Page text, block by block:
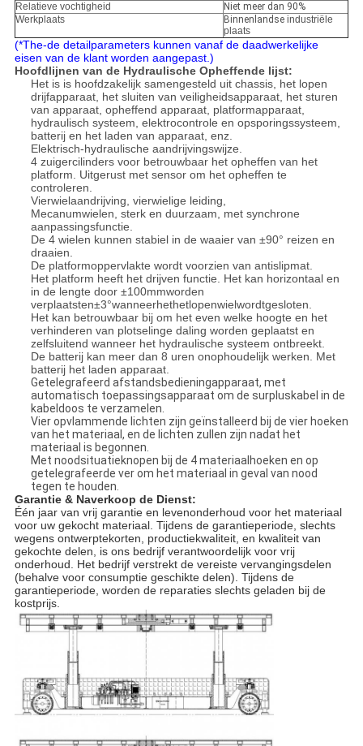
Relatieve vochtigheid
Niet meer dan 90%
Werkplaats
Binnenlandse industriële
plaats
(*The-de detailparameters kunnen vanaf de daadwerkelijke
eisen van de klant worden aangepast.)
Hoofdlijnen van de Hydraulische Opheffende lijst:
Het is is hoofdzakelijk samengesteld uit chassis, het lopen
drijfapparaat, het sluiten van veiligheidsapparaat, het sturen
van apparaat, opheffend apparaat, platformapparaat,
hydraulisch systeem, elektrocontrole en opsporingssysteem,
batterij en het laden van apparaat, enz.
Elektrisch-hydraulische aandrijvingswijze.
4 zuigercilinders voor betrouwbaar het opheffen van het
platform. Uitgerust met sensor om het opheffen te
controleren.
Vierwielaandrijving, vierwielige leiding,
Mecanumwielen, sterk en duurzaam, met synchrone
aanpassingsfunctie.
De 4 wielen kunnen stabiel in de waaier van ±90° reizen en
draaien.
De platformoppervlakte wordt voorzien van antislipmat.
Het platform heeft het drijven functie. Het kan horizontaal en
in de lengte door±100mmworden
verplaatsten±3°wanneerhethetlopenwielwordtgesloten.
Het kan betrouwbaar bij om het even welke hoogte en het
verhinderen van plotselinge daling worden geplaatst en
zelfsluitend wanneer het hydraulische systeem ontbreekt.
De batterij kan meer dan 8 uren onophoudelijk werken. Met
batterij het laden apparaat.
Getelegrafeerd afstandsbedieningapparaat, met
automatisch toepassingsapparaat om de surpluskabel in de
kabeldoos te verzamelen.
Vier opvlammende lichten zijn geïnstalleerd bij de vier hoeken
van het materiaal, en de lichten zullen zijn nadat het
materiaal is begonnen.
Met noodsituatieknopen bij de 4 materiaalhoeken en op
getelegrafeerde ver om het materiaal in geval van nood
tegen te houden.
Garantie & Naverkoop de Dienst:
Één jaar van vrij garantie en levenonderhoud voor het materiaal
voor uw gekocht materiaal. Tijdens de garantieperiode, slechts
wegens ontwerptekorten, productiekwaliteit, en kwaliteit van
gekochte delen, is ons bedrijf verantwoordelijk voor vrij
onderhoud. Het bedrijf verstrekt de vereiste vervangingsdelen
(behalve voor consumptie geschikte delen). Tijdens de
garantieperiode, worden de reparaties slechts geladen bij de
kostprijs.